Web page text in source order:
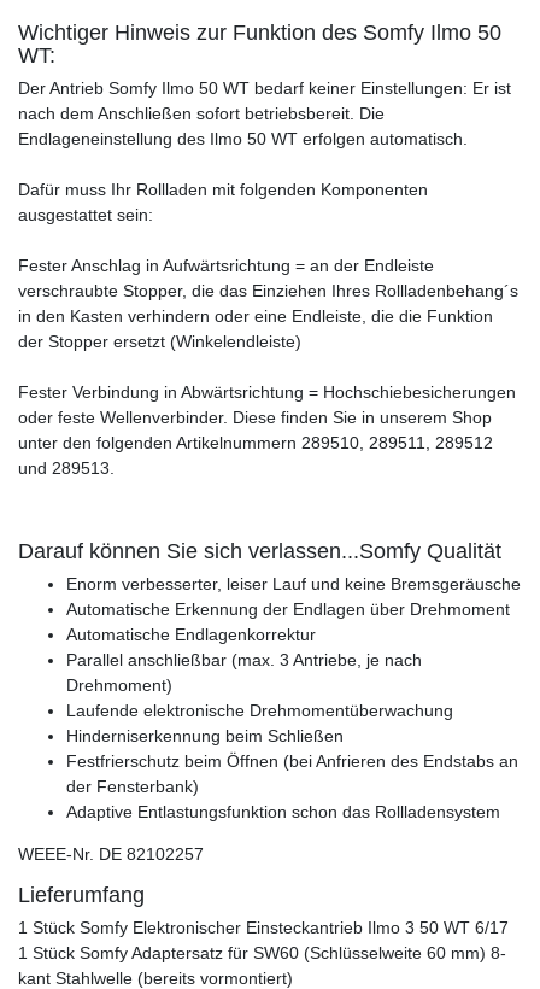
Wichtiger Hinweis zur Funktion des Somfy Ilmo 50
WT:
Der Antrieb Somfy Ilmo 50 WT bedarf keiner Einstellungen: Er ist
nach dem Anschließen sofort betriebsbereit. Die
Endlageneinstellung des Ilmo 50 WT erfolgen automatisch.
Dafür muss Ihr Rollladen mit folgenden Komponenten
ausgestattet sein:
Fester Anschlag in Aufwärtsrichtung = an der Endleiste
verschraubte Stopper, die das Einziehen Ihres Rollladenbehang´s
in den Kasten verhindern oder eine Endleiste, die die Funktion
der Stopper ersetzt (Winkelendleiste)
Fester Verbindung in Abwärtsrichtung = Hochschiebesicherungen
oder feste Wellenverbinder. Diese finden Sie in unserem Shop
unter den folgenden Artikelnummern 289510, 289511, 289512
und 289513.
Darauf können Sie sich verlassen...Somfy Qualität
Enorm verbesserter, leiser Lauf und keine Bremsgeräusche
Automatische Erkennung der Endlagen über Drehmoment
Automatische Endlagenkorrektur
Parallel anschließbar (max. 3 Antriebe, je nach
Drehmoment)
Laufende elektronische Drehmomentüberwachung
Hinderniserkennung beim Schließen
Festfrierschutz beim Öffnen (bei Anfrieren des Endstabs an
der Fensterbank)
Adaptive Entlastungsfunktion schon das Rollladensystem
WEEE-Nr. DE 82102257
Lieferumfang
1 Stück Somfy Elektronischer Einsteckantrieb Ilmo 3 50 WT 6/17
1 Stück Somfy Adaptersatz für SW60 (Schlüsselweite 60 mm) 8-
kant Stahlwelle (bereits vormontiert)